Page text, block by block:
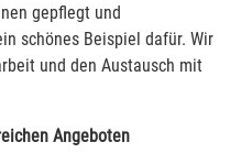
gepflegt und
schönes Beispiel dafür. Wir
und den Austausch mit
Angeboten